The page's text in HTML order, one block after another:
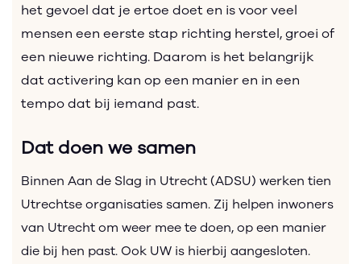
het gevoel dat je ertoe doet en is voor veel
mensen een eerste stap richting herstel, groei of
een nieuwe richting. Daarom is het belangrijk
dat activering kan op een manier en in een
tempo dat bij iemand past.
Dat doen we samen
Binnen Aan de Slag in Utrecht (ADSU) werken tien
Utrechtse organisaties samen. Zij helpen inwoners
van Utrecht om weer mee te doen, op een manier
die bij hen past. Ook UW is hierbij aangesloten.